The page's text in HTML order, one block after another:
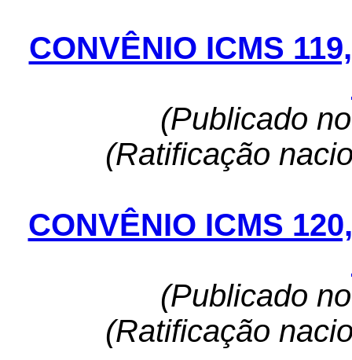
CONVÊNIO ICMS
(Publicado
(Ratificação
CONVÊNIO ICMS
(Publicado
(Ratificação